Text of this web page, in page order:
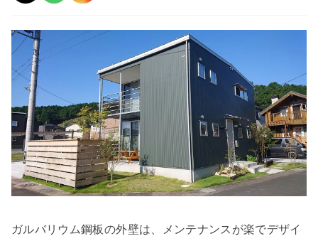
ガルバリウム鋼板の外壁は、メンテナンスが楽でデザイ